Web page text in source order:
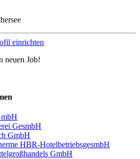
einrichten
neuen Job!
GesmbH
GmbH
HBR-HotelbetriebsgesmbH
GmbH